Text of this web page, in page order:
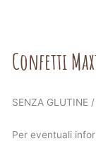
Confetti
SENZA GLUTINE
Per eventuali